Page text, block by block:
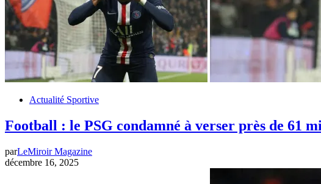
Actualité Sportive
Football : le PSG condamné à verser près de 61
parLeMiroir Magazine
décembre 16, 2025